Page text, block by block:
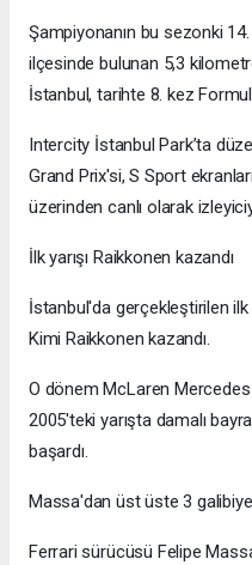
Şampiyonanın bu sezonki
ilçesinde bulunan 5,3
İstanbul, tarihte 8. kez
Intercity İstanbul Park’ta
Grand Prix'si, S Sport
üzerinden canlı olarak
İlk yarışı Raikkonen kazandı
İstanbul'da gerçekleştirilen ilk
Kimi Raikkonen kazandı.
O dönem McLaren Mercedes
2005'teki yarışta damalı
başardı.
Massa'dan üst üste 3
Ferrari sürücüsü Felipe